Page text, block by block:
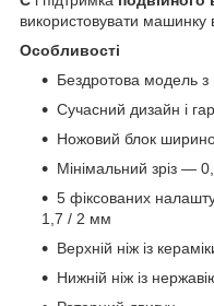
використовувати машинку в
Особливості
Бездротова модель з
Сучасний дизайн і
Ножовий блок
Мінімальний зріз —
5 фіксованих
1,7 / 2 мм
Верхній ніж із
Нижній ніж із